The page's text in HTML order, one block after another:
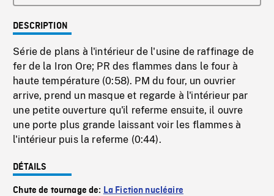
DESCRIPTION
Série de plans à l'intérieur de l'usine de raffinage de
fer de la Iron Ore; PR des flammes dans le four à
haute température (0:58). PM du four, un ouvrier
arrive, prend un masque et regarde à l'intérieur par
une petite ouverture qu'il referme ensuite, il ouvre
une porte plus grande laissant voir les flammes à
l'intérieur puis la referme (0:44).
DÉTAILS
Chute de tournage de: La Fiction nucléaire